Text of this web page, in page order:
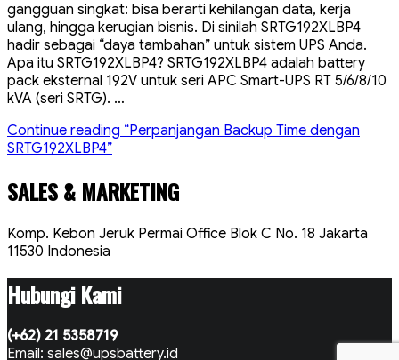
gangguan singkat: bisa berarti kehilangan data, kerja
ulang, hingga kerugian bisnis. Di sinilah SRTG192XLBP4
hadir sebagai “daya tambahan” untuk sistem UPS Anda.
Apa itu SRTG192XLBP4? SRTG192XLBP4 adalah battery
pack eksternal 192V untuk seri APC Smart-UPS RT 5/6/8/10
kVA (seri SRTG). …
Continue reading “Perpanjangan Backup Time dengan
SRTG192XLBP4”
SALES & MARKETING
Komp. Kebon Jeruk Permai Office Blok C No. 18 Jakarta
11530 Indonesia
Hubungi Kami
(+62) 21 5358719
Email: sales@upsbattery.id